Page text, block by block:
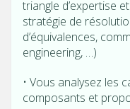
triangle d’expertise
stratégie de
d’équivalences,
engineering, …)
• Vous analysez les
composants et